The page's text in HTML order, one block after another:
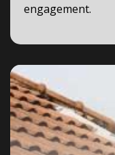
engagement.